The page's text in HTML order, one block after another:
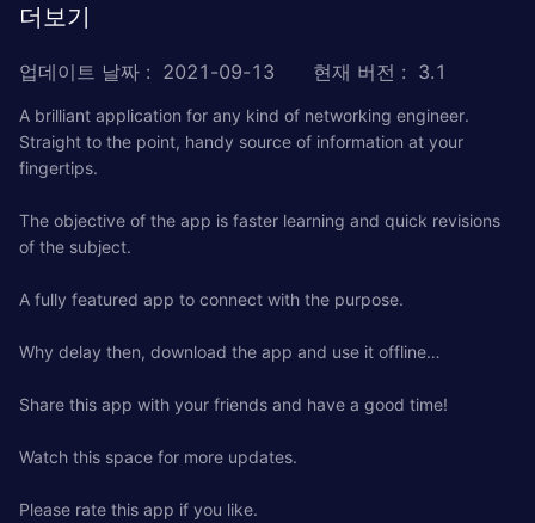
더보기
업데이트 날짜 : 2021-09-13 현재 버전 : 3.1
A brilliant application for any kind of networking engineer.
Straight to the point, handy source of information at your
fingertips.
The objective of the app is faster learning and quick revisions
of the subject.
A fully featured app to connect with the purpose.
Why delay then, download the app and use it offline…
Share this app with your friends and have a good time!
Watch this space for more updates.
Please rate this app if you like.